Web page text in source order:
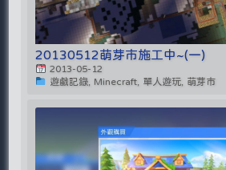
20130512萌芽市施工中~(一)
2013-05-12
遊戲記錄, Minecraft, 單人遊玩, 萌芽市